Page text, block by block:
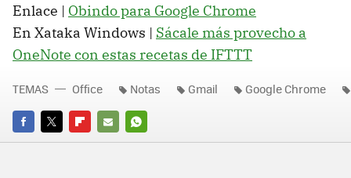
Enlace | Obindo para Google Chrome
En Xataka Windows | Sácale más provecho a
OneNote con estas recetas de IFTTT
FACEBOOK
TWITTERFLIPBOARD
E-
WHATSAPP
TEMAS Office Notas Gmail Google Chrome